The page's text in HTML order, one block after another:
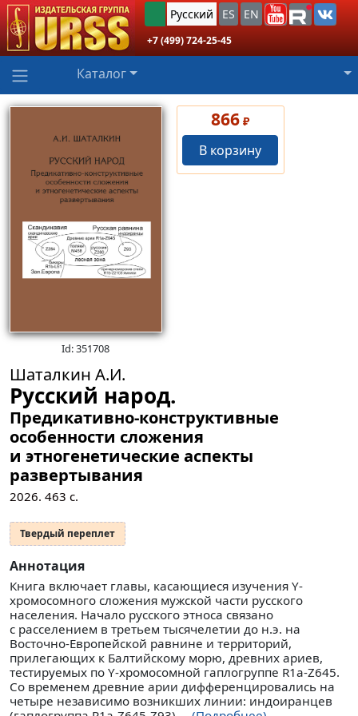
Русский ES EN
+7 (499) 724-25-45
Каталог
Id: 351708
866 ₽
В корзину
Шаталкин А.И.
Русский народ.
Предикативно-конструктивные
особенности сложения
и этногенетические аспекты
развертывания
2026. 463 с.
Твердый переплет
Аннотация
Книга включает главы, касающиеся изучения Y-
хромосомного сложения мужской части русского
населения. Начало русского этноса связано
с расселением в третьем тысячелетии до н.э. на
Восточно-Европейской равнине и территорий,
прилегающих к Балтийскому морю, древних ариев,
тестируемых по Y-хромосомной гаплогруппе R1a-Z645.
Со временем древние арии дифференцировались на
четыре независимо возникших линии: индоиранцев